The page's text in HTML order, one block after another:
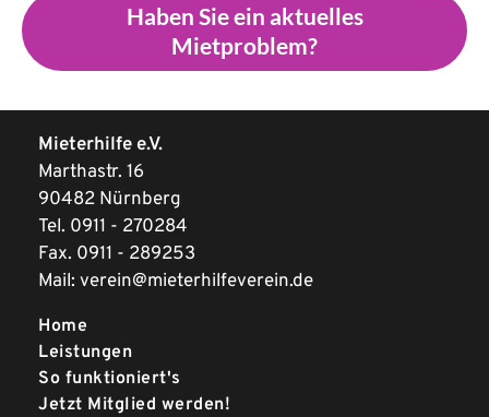
Haben Sie ein aktuelles
Mietproblem?
Mieterhilfe e.V.
Marthastr. 16
90482 Nürnberg
Tel. 0911 - 270284
Fax. 0911 - 289253
Mail: verein@mieterhilfeverein.de
Home
Leistungen
So funktioniert's
Jetzt Mitglied werden!